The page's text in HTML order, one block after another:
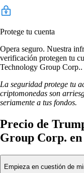
Protege tu cuenta
Opera seguro. Nuestra
verificación protegen tu
Technology Group Corp..
La seguridad protege tu
criptomonedas son
seriamente a tus fondos.
Precio de
Group Corp.
Empieza en cuestión de